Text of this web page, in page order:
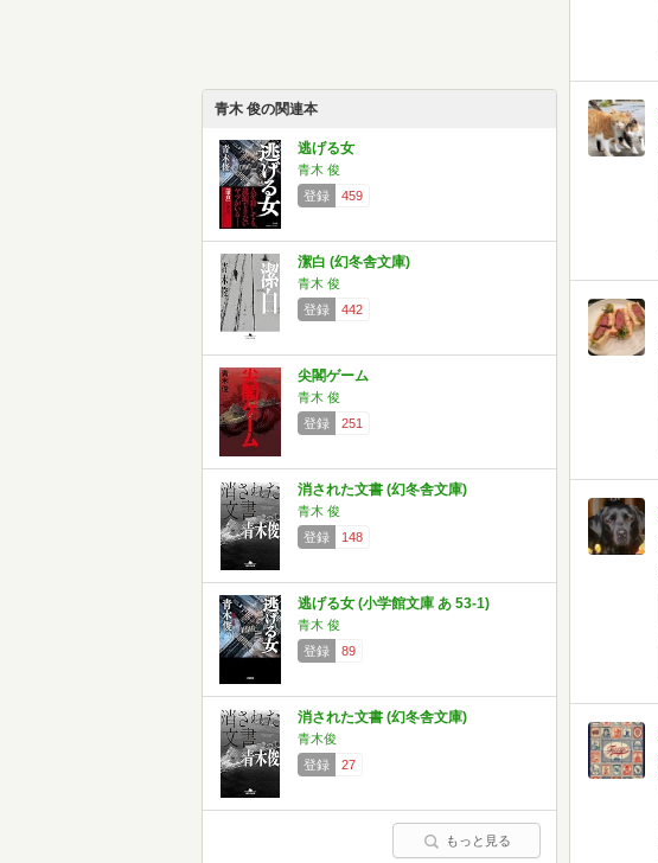
青木 俊の関連本
逃げる女
青木 俊
登録
459
潔白 (幻冬舎文庫)
青木 俊
登録
442
尖閣ゲーム
青木 俊
登録
251
消された文書 (幻冬舎文庫)
青木 俊
登録
148
逃げる女 (小学館文庫 あ 53-1)
青木 俊
登録
89
消された文書 (幻冬舎文庫)
青木俊
登録
27
もっと見る